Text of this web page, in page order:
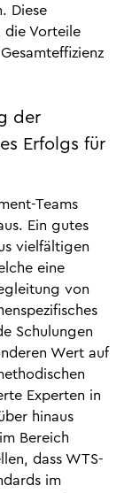
Diese
die Vorteile
der
Erfolgs für
Teams
Ein gutes
vielfältigen
eine
von
Schulungen
Wert auf
Experten in
hinaus
Bereich
dass WTS-
im